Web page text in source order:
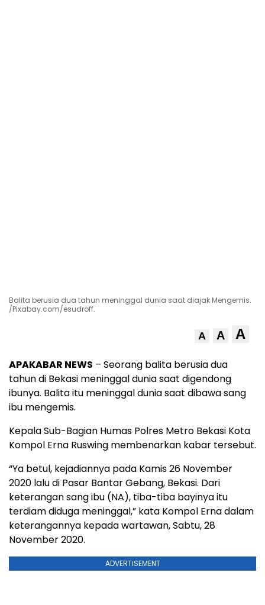
Balita berusia dua tahun meninggal dunia saat diajak Mengemis.
/Pixabay.com/esudroff.
A A A
APAKABAR NEWS – Seorang balita berusia dua
tahun di Bekasi meninggal dunia saat digendong
ibunya. Balita itu meninggal dunia saat dibawa sang
ibu mengemis.
Kepala Sub-Bagian Humas Polres Metro Bekasi Kota
Kompol Erna Ruswing membenarkan kabar tersebut.
“Ya betul, kejadiannya pada Kamis 26 November
2020 lalu di Pasar Bantar Gebang, Bekasi. Dari
keterangan sang ibu (NA), tiba-tiba bayinya itu
terdiam diduga meninggal,” kata Kompol Erna dalam
keterangannya kepada wartawan, Sabtu, 28
November 2020.
ADVERTISEMENT